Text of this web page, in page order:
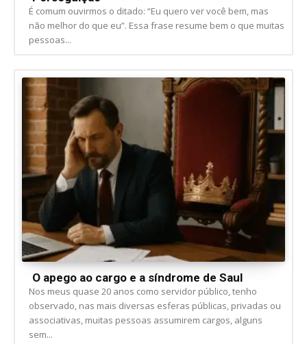
É comum ouvirmos o ditado: “Eu quero ver você bem, mas
não melhor do que eu”. Essa frase resume bem o que muitas
pessoas...
O apego ao cargo e a síndrome de Saul
Nos meus quase 20 anos como servidor público, tenho
observado, nas mais diversas esferas públicas, privadas ou
associativas, muitas pessoas assumirem cargos, alguns
sem...